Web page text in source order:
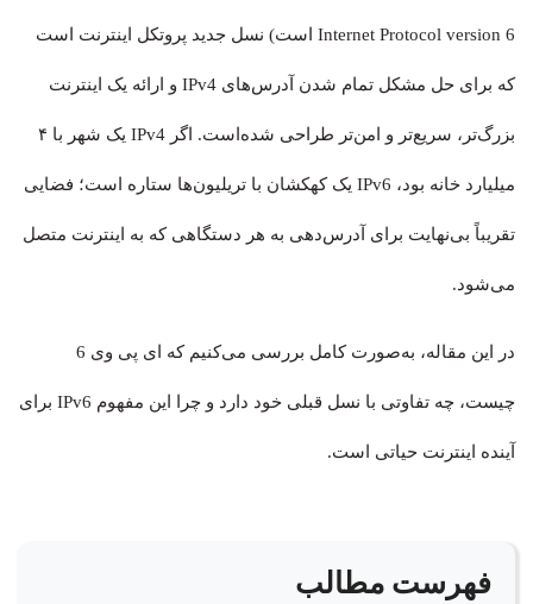
Internet Protocol version 6 است) نسل جدید پروتکل اینترنت است
که برای حل مشکل تمام شدن آدرس‌های IPv4 و ارائه یک اینترنت
بزرگ‌تر، سریع‌تر و امن‌تر طراحی شده‌است. اگر IPv4 یک شهر با ۴
میلیارد خانه بود، IPv6 یک کهکشان با تریلیون‌ها ستاره است؛ فضایی
تقریباً بی‌نهایت برای آدرس‌دهی به هر دستگاهی که به اینترنت متصل
می‌شود.
در این مقاله، به‌صورت کامل بررسی می‌کنیم که ای پی وی 6
چیست، چه تفاوتی با نسل قبلی خود دارد و چرا این مفهوم IPv6 برای
آینده اینترنت حیاتی است.
فهرست مطالب